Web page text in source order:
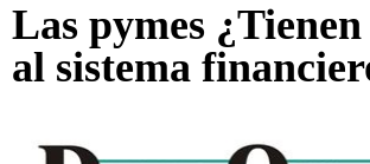
Las pymes ¿Tienen
al sistema